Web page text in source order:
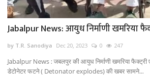
मनोरंजन
धर्म/ज्योतिष
Jabalpur News: आयुध निर्माणी खमरिया
by T.R. Sanodiya Dec 20, 2023 0 247
Jabalpur News : जबलपुर की आयुध निर्माणी खमरिया फैक्ट्री
डेटोनेटर फटने ( Detonator explodes) की खबर सामने...